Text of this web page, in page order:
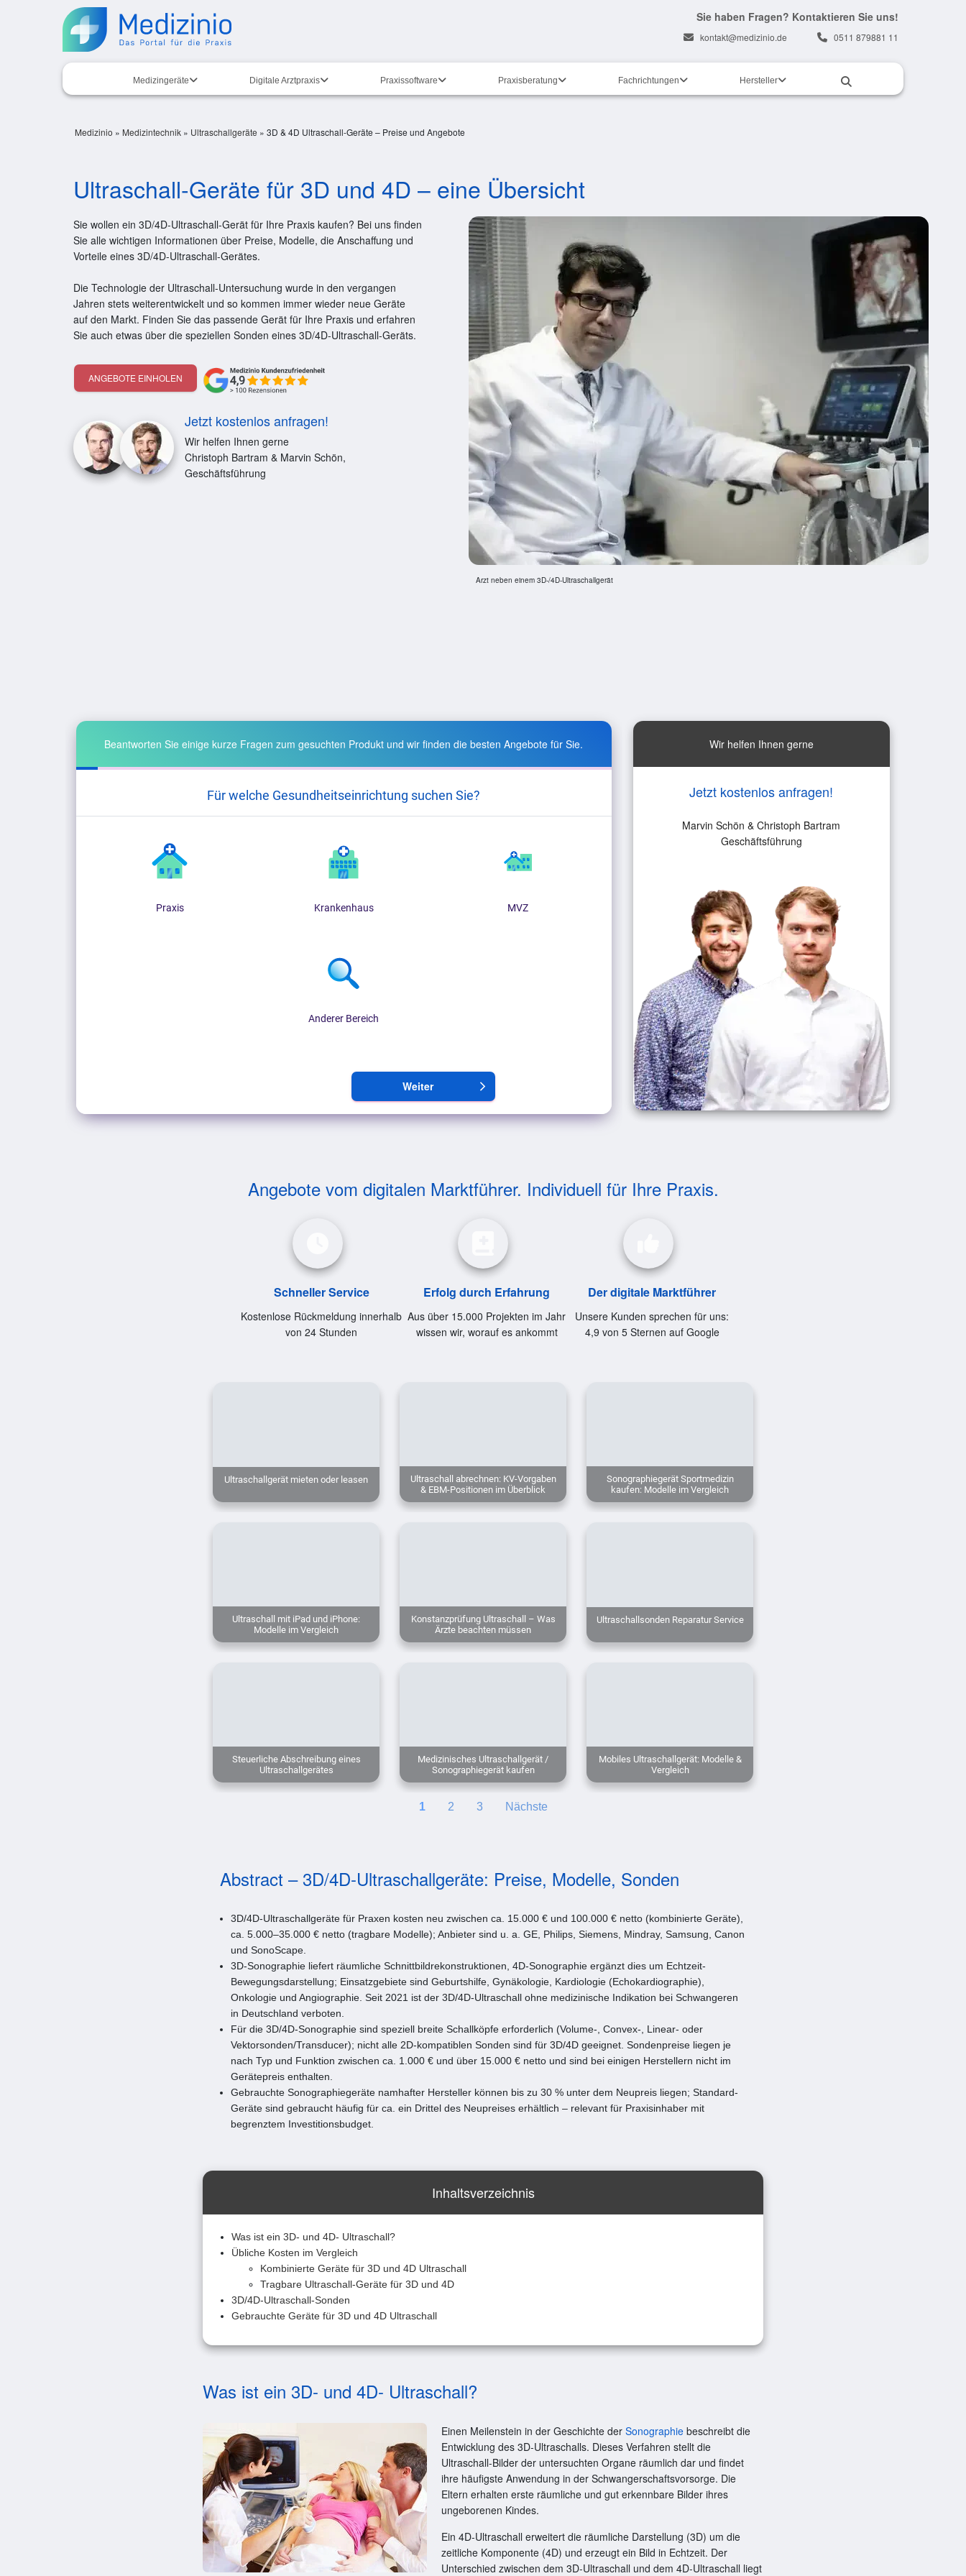
Sie haben Fragen? Kontaktieren Sie uns!
kontakt@medizinio.de 0511 879881 11
Medizingeräte Digitale Arztpraxis Praxissoftware Praxisberatung Fachrichtungen Hersteller
Medizinio » Medizintechnik » Ultraschallgeräte » 3D & 4D Ultraschall-Geräte – Preise und Angebote
Ultraschall-Geräte für 3D und 4D – eine Übersicht
Sie wollen ein 3D/4D-Ultraschall-Gerät für Ihre Praxis kaufen? Bei uns finden
Sie alle wichtigen Informationen über Preise, Modelle, die Anschaffung und
Vorteile eines 3D/4D-Ultraschall-Gerätes.
Die Technologie der Ultraschall-Untersuchung wurde in den vergangen
Jahren stets weiterentwickelt und so kommen immer wieder neue Geräte
auf den Markt. Finden Sie das passende Gerät für Ihre Praxis und erfahren
Sie auch etwas über die speziellen Sonden eines 3D/4D-Ultraschall-Geräts.
ANGEBOTE EINHOLEN
Jetzt kostenlos anfragen!
Wir helfen Ihnen gerne
Christoph Bartram & Marvin Schön,
Geschäftsführung
Arzt neben einem 3D-/4D-Ultraschallgerät
Beantworten Sie einige kurze Fragen zum gesuchten Produkt und wir finden die besten Angebote für Sie.
Für welche Gesundheitseinrichtung suchen Sie?
Praxis Krankenhaus MVZ
Anderer Bereich
Weiter arrow_forward_ios
Wir helfen Ihnen gerne
Jetzt kostenlos anfragen!
Marvin Schön & Christoph Bartram
Geschäftsführung
Angebote vom digitalen Marktführer. Individuell für Ihre Praxis.
Schneller Service
Kostenlose Rückmeldung innerhalb
von 24 Stunden
Erfolg durch Erfahrung
Aus über 15.000 Projekten im Jahr
wissen wir, worauf es ankommt
Der digitale Marktführer
Unsere Kunden sprechen für uns:
4,9 von 5 Sternen auf Google
Ultraschallgerät mieten oder leasen
Ultraschall abrechnen: KV-Vorgaben
& EBM-Positionen im Überblick
Sonographiegerät Sportmedizin
kaufen: Modelle im Vergleich
Ultraschall mit iPad und iPhone:
Modelle im Vergleich
Konstanzprüfung Ultraschall – Was
Ärzte beachten müssen
Ultraschallsonden Reparatur Service
Steuerliche Abschreibung eines
Ultraschallgerätes
Medizinisches Ultraschallgerät /
Sonographiegerät kaufen
Mobiles Ultraschallgerät: Modelle &
Vergleich
1 2 3 Nächste
Abstract – 3D/4D-Ultraschallgeräte: Preise, Modelle, Sonden
3D/4D-Ultraschallgeräte für Praxen kosten neu zwischen ca. 15.000 € und 100.000 € netto (kombinierte Geräte),
ca. 5.000–35.000 € netto (tragbare Modelle); Anbieter sind u. a. GE, Philips, Siemens, Mindray, Samsung, Canon
und SonoScape.
3D-Sonographie liefert räumliche Schnittbildrekonstruktionen, 4D-Sonographie ergänzt dies um Echtzeit-
Bewegungsdarstellung; Einsatzgebiete sind Geburtshilfe, Gynäkologie, Kardiologie (Echokardiographie),
Onkologie und Angiographie. Seit 2021 ist der 3D/4D-Ultraschall ohne medizinische Indikation bei Schwangeren
in Deutschland verboten.
Für die 3D/4D-Sonographie sind speziell breite Schallköpfe erforderlich (Volume-, Convex-, Linear- oder
Vektorsonden/Transducer); nicht alle 2D-kompatiblen Sonden sind für 3D/4D geeignet. Sondenpreise liegen je
nach Typ und Funktion zwischen ca. 1.000 € und über 15.000 € netto und sind bei einigen Herstellern nicht im
Gerätepreis enthalten.
Gebrauchte Sonographiegeräte namhafter Hersteller können bis zu 30 % unter dem Neupreis liegen; Standard-
Geräte sind gebraucht häufig für ca. ein Drittel des Neupreises erhältlich – relevant für Praxisinhaber mit
begrenztem Investitionsbudget.
Inhaltsverzeichnis
Was ist ein 3D- und 4D- Ultraschall?
Übliche Kosten im Vergleich
Kombinierte Geräte für 3D und 4D Ultraschall
Tragbare Ultraschall-Geräte für 3D und 4D
3D/4D-Ultraschall-Sonden
Gebrauchte Geräte für 3D und 4D Ultraschall
Was ist ein 3D- und 4D- Ultraschall?
Einen Meilenstein in der Geschichte der Sonographie beschreibt die
Entwicklung des 3D-Ultraschalls. Dieses Verfahren stellt die
Ultraschall-Bilder der untersuchten Organe räumlich dar und findet
ihre häufigste Anwendung in der Schwangerschaftsvorsorge. Die
Eltern erhalten erste räumliche und gut erkennbare Bilder ihres
ungeborenen Kindes.
Ein 4D-Ultraschall erweitert die räumliche Darstellung (3D) um die
zeitliche Komponente (4D) und erzeugt ein Bild in Echtzeit. Der
Unterschied zwischen dem 3D-Ultraschall und dem 4D-Ultraschall liegt